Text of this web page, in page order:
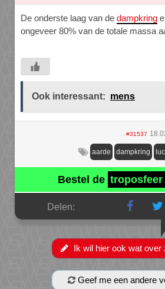
De onderste laag van de dampkring
ongeveer 80% van de totale massa
Ook interessant: mens
#31537
aarde dampkring
Bestel de troposfeer
Delen:
Ik wil hier ook wat over
Geef me een andere